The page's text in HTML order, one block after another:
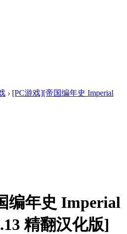
› [PC游戏][帝国编年史 Imperial
编年史 Imperial
精翻汉化版]